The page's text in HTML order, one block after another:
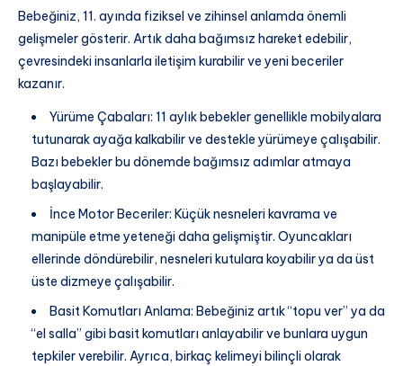
Bebeğiniz, 11. ayında fiziksel ve zihinsel anlamda önemli
gelişmeler gösterir. Artık daha bağımsız hareket edebilir,
çevresindeki insanlarla iletişim kurabilir ve yeni beceriler
kazanır.
Yürüme Çabaları: 11 aylık bebekler genellikle mobilyalara
tutunarak ayağa kalkabilir ve destekle yürümeye çalışabilir.
Bazı bebekler bu dönemde bağımsız adımlar atmaya
başlayabilir.
İnce Motor Beceriler: Küçük nesneleri kavrama ve
manipüle etme yeteneği daha gelişmiştir. Oyuncakları
ellerinde döndürebilir, nesneleri kutulara koyabilir ya da üst
üste dizmeye çalışabilir.
Basit Komutları Anlama: Bebeğiniz artık “topu ver” ya da
“el salla” gibi basit komutları anlayabilir ve bunlara uygun
tepkiler verebilir. Ayrıca, birkaç kelimeyi bilinçli olarak